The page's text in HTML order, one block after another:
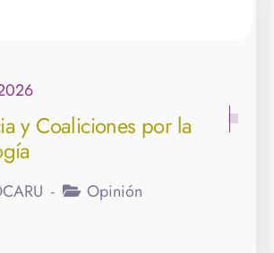
y Coaliciones por la
Opinión